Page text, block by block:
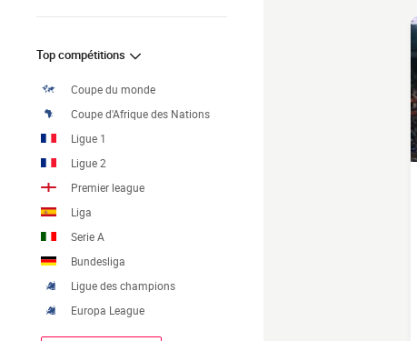
Top compétitions
Coupe du monde
Coupe d'Afrique des Nations
Ligue 1
Ligue 2
Premier league
Liga
Serie A
Bundesliga
Ligue des champions
Europa League